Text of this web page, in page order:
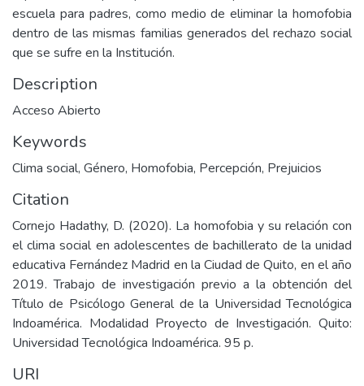
escuela para padres, como medio de eliminar la homofobia
dentro de las mismas familias generados del rechazo social
que se sufre en la Institución.
Description
Acceso Abierto
Keywords
Clima social, Género, Homofobia, Percepción, Prejuicios
Citation
Cornejo Hadathy, D. (2020). La homofobia y su relación con
el clima social en adolescentes de bachillerato de la unidad
educativa Fernández Madrid en la Ciudad de Quito, en el año
2019. Trabajo de investigación previo a la obtención del
Título de Psicólogo General de la Universidad Tecnológica
Indoamérica. Modalidad Proyecto de Investigación. Quito:
Universidad Tecnológica Indoamérica. 95 p.
URI